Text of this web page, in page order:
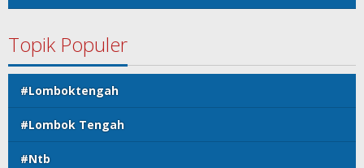
Topik Populer
#Lomboktengah
#Lombok Tengah
#Ntb